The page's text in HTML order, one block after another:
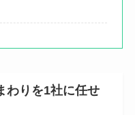
わりを1社に任せ